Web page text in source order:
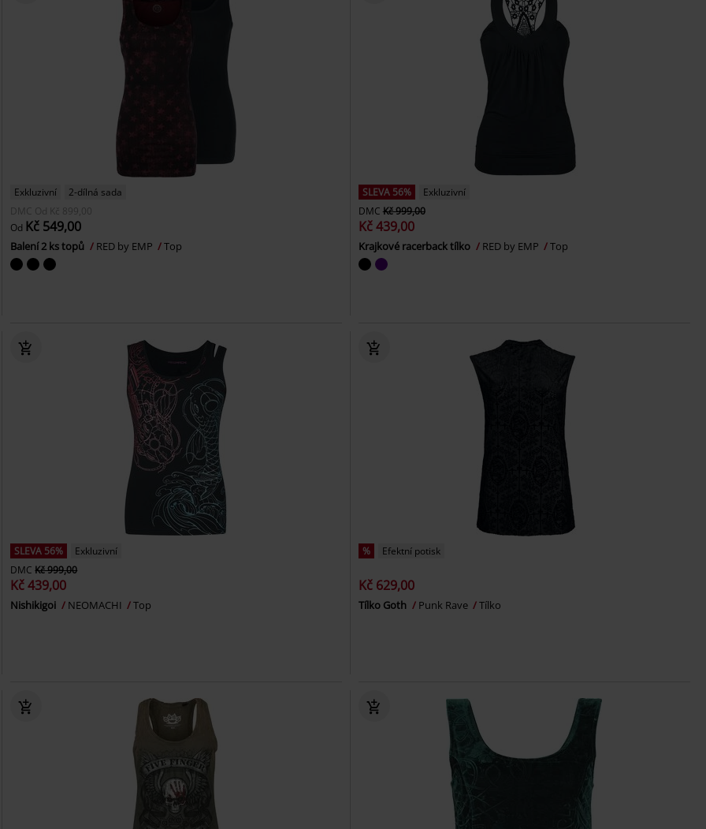
Exkluzivní
2-dílná sada
DMC Od Kč 899,00
Od Kč 549,00
Balení 2 ks topů RED by EMP Top
SLEVA 56%
Exkluzivní
DMC Kč 999,00
Kč 439,00
Krajkové racerback tílko RED by EMP Top
SLEVA 56%
Exkluzivní
DMC Kč 999,00
Kč 439,00
Nishikigoi NEOMACHI Top
% Efektní potisk
Kč 629,00
Tílko Goth Punk Rave Tílko